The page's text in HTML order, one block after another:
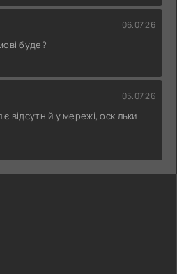
06.07.26
буде?
05.07.26
відсутній у мережі, оскільки